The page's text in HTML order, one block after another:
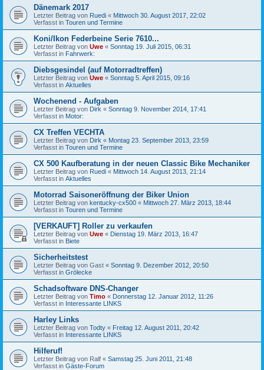
Dänemark 2017
Letzter Beitrag von Ruedi « Mittwoch 30. August 2017, 22:02
Verfasst in Touren und Termine
Koni/Ikon Federbeine Serie 7610...
Letzter Beitrag von Uwe « Sonntag 19. Juli 2015, 06:31
Verfasst in Fahrwerk:
Diebsgesindel (auf Motorradtreffen)
Letzter Beitrag von Uwe « Sonntag 5. April 2015, 09:16
Verfasst in Aktuelles
Wochenend - Aufgaben
Letzter Beitrag von Dirk « Sonntag 9. November 2014, 17:41
Verfasst in Motor:
CX Treffen VECHTA
Letzter Beitrag von Dirk « Montag 23. September 2013, 23:59
Verfasst in Touren und Termine
CX 500 Kaufberatung in der neuen Classic Bike Mechaniker
Letzter Beitrag von Ruedi « Mittwoch 14. August 2013, 21:14
Verfasst in Aktuelles
Motorrad Saisoneröffnung der Biker Union
Letzter Beitrag von kentucky-cx500 « Mittwoch 27. März 2013, 18:44
Verfasst in Touren und Termine
[VERKAUFT] Roller zu verkaufen
Letzter Beitrag von Uwe « Dienstag 19. März 2013, 16:47
Verfasst in Biete
Sicherheitstest
Letzter Beitrag von Gast « Sonntag 9. Dezember 2012, 20:50
Verfasst in Grölecke
Schadsoftware DNS-Changer
Letzter Beitrag von Timo « Donnerstag 12. Januar 2012, 11:26
Verfasst in Interessante LINKS
Harley Links
Letzter Beitrag von Todty « Freitag 12. August 2011, 20:42
Verfasst in Interessante LINKS
Hilferuf!
Letzter Beitrag von Ralf « Samstag 25. Juni 2011, 21:48
Verfasst in Gäste-Forum